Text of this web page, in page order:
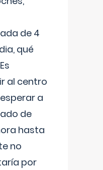
de 4
qué
al centro
a
de
hasta
no
por